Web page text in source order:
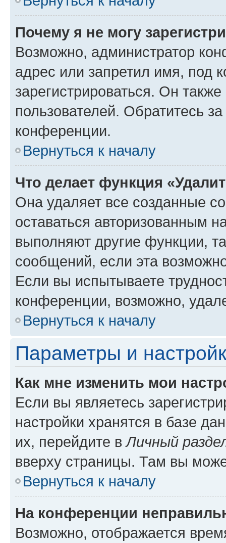
Почему я не могу
Возможно, администратор
адрес или запретил имя, под
зарегистрироваться. Он
пользователей. Обратитесь
конференции.
Вернуться к началу
Что делает функция
Она удаляет все созданные
оставаться авторизованным
выполняют другие функции,
сообщений, если эта
Если вы испытываете
конференции, возможно,
Вернуться к началу
Параметры и
Как мне изменить мои
Если вы являетесь
настройки хранятся в базе
их, перейдите вЛичный
вверху страницы. Там вы
Вернуться к началу
На конференции
Возможно, отображается